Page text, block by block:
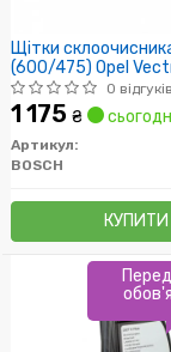
Щітки
(600/475) Opel
0 відгуків
1 175 ₴
Артикул:
BOSCH
КУПИТИ